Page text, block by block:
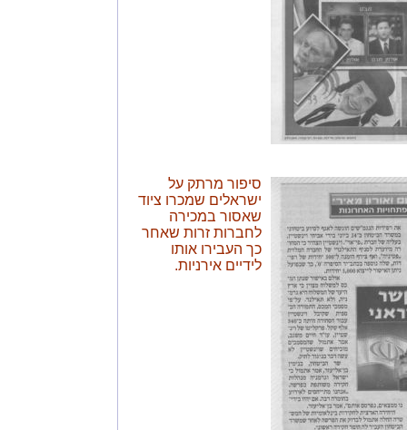
סיפור מרתק על
ישראלים שמכרו ציוד
שאסור במכירה
לחברות זרות שאחר
כך העבירו אותו
לידיים אירניות.